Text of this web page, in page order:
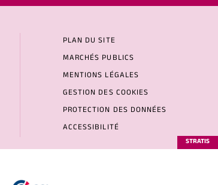
PLAN DU SITE
MARCHÉS PUBLICS
MENTIONS LÉGALES
GESTION DES COOKIES
PROTECTION DES DONNÉES
ACCESSIBILITÉ
STRATIS